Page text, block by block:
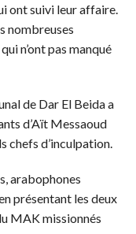
ont suivi leur affaire.
nombreuses
n’ont pas manqué
de Dar El Beida a
d’Aït Messaoud
chefs d’inculpation.
arabophones
présentant les deux
MAK missionnés